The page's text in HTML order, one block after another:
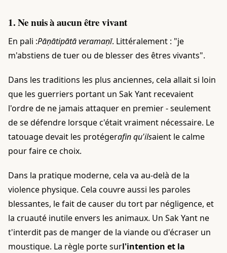
1. Ne nuis à aucun être vivant
En pali :Pāṇātipātā veramaṇī. Littéralement : "je
m'abstiens de tuer ou de blesser des êtres vivants".
Dans les traditions les plus anciennes, cela allait si loin
que les guerriers portant un Sak Yant recevaient
l'ordre de ne jamais attaquer en premier - seulement
de se défendre lorsque c'était vraiment nécessaire. Le
tatouage devait les protégerafin qu'ilsaient le calme
pour faire ce choix.
Dans la pratique moderne, cela va au-delà de la
violence physique. Cela couvre aussi les paroles
blessantes, le fait de causer du tort par négligence, et
la cruauté inutile envers les animaux. Un Sak Yant ne
t'interdit pas de manger de la viande ou d'écraser un
moustique. La règle porte surl'intention et la